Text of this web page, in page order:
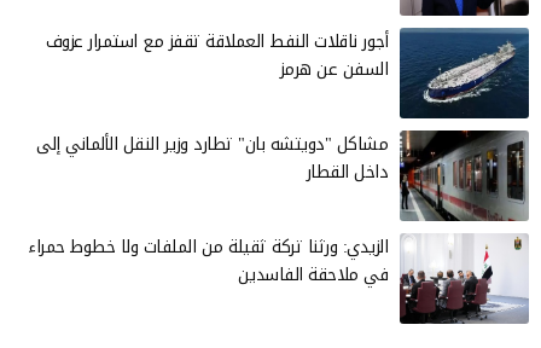
أجور ناقلات النفط العملاقة تقفز مع استمرار عزوف
السفن عن هرمز
مشاكل "دويتشه بان" تطارد وزير النقل الألماني إلى
داخل القطار
الزيدي: ورثنا تركة ثقيلة من الملفات ولا خطوط حمراء
في ملاحقة الفاسدين